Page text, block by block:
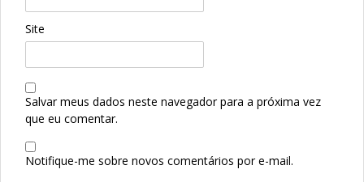
Site
Salvar meus dados neste navegador para a próxima vez
que eu comentar.
Notifique-me sobre novos comentários por e-mail.